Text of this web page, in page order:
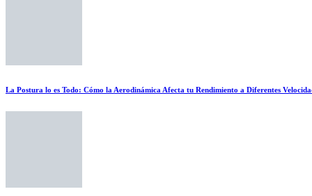
La Postura lo es Todo: Cómo la Aerodinámica Afecta tu Rendimiento a Diferentes